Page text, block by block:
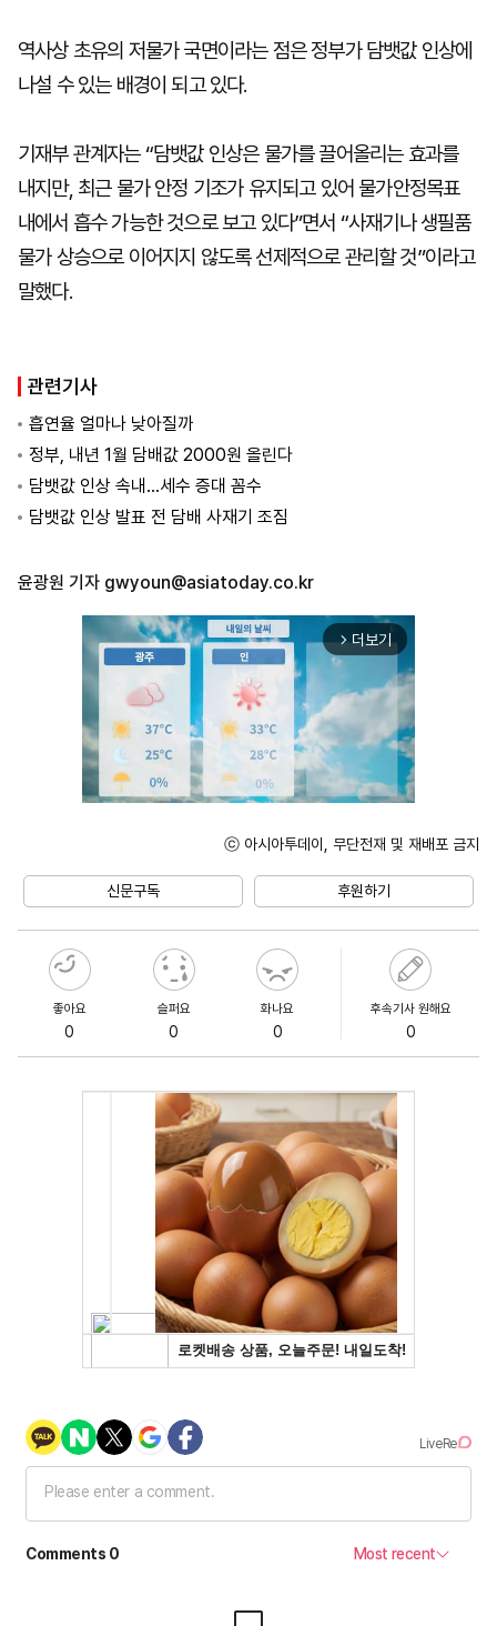
역사상 초유의 저물가 국면이라는 점은 정부가 담뱃값 인상에
나설 수 있는 배경이 되고 있다.
기재부 관계자는 “담뱃값 인상은 물가를 끌어올리는 효과를
내지만, 최근 물가 안정 기조가 유지되고 있어 물가안정목표
내에서 흡수 가능한 것으로 보고 있다”면서 “사재기나 생필품
물가 상승으로 이어지지 않도록 선제적으로 관리할 것”이라고
말했다.
관련기사
흡연율 얼마나 낮아질까
정부, 내년 1월 담배값 2000원 올린다
담뱃값 인상 속내…세수 증대 꼼수
담뱃값 인상 발표 전 담배 사재기 조짐
윤광원 기자 gwyoun@asiatoday.co.kr
arrow_forward_ios 더보기
ⓒ 아시아투데이, 무단전재 및 재배포 금지
신문구독 후원하기
좋아요
0
슬퍼요
0
화나요
0
후속기사 원해요
0